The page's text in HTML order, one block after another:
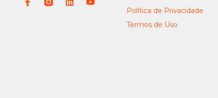
Política de Privacidade
Termos de Uso